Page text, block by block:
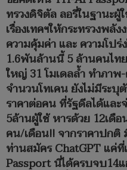
ทรวงดิจิตัล ลอรี่ในฐานะ
เรื่องเทคฯให้กระทรวงพลั
ความคุ้มค่า และ ความโปร่
1.6พันล้านนี้ 5 ล้านคนไท
ใหญ่ 31 โมเดลล้ำ ทำภาพ
จำนวนโทเคน ยังไม่มีระ
ราคาต่อคน ที่รัฐดีลได้และ
5ล้านผู้ใช้ หารด้วย 12เดื
คน/เดือน!! จากราคาปกติ
ท่านสมัคร ChatGPT แค่
Passport นี่ได้ครบจบ14